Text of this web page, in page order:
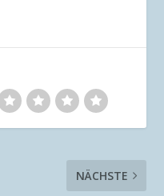
NÄCHSTE